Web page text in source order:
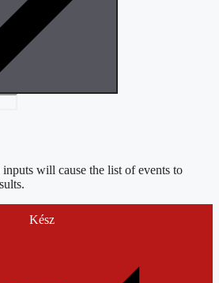
will cause the list of events to
Kész